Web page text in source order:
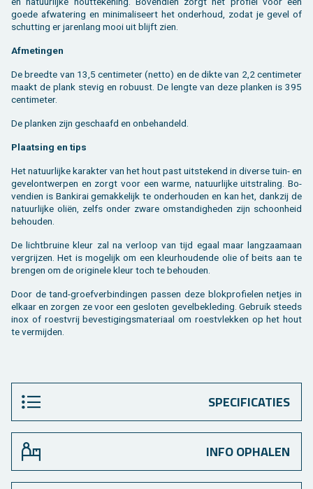
goede af­wa­te­ring en mi­ni­ma­li­seert het on­der­houd, zodat je gevel of
schut­ting er ja­ren­lang mooi uit blijft zien.
Af­me­tin­gen
De breed­te van 13,5 cen­ti­me­ter (netto) en de dikte van 2,2 cen­ti­me­ter
maakt de plank ste­vig en ro­buust. De leng­te van deze plan­ken is 395
cen­ti­me­ter.
De plan­ken zijn ge­schaafd en on­be­han­deld.
Plaat­sing en tips
Het na­tuur­lij­ke ka­rak­ter van het hout past uit­ste­kend in di­ver­se tuin- en
ge­vel­ont­wer­pen en zorgt voor een warme, na­tuur­lij­ke uit­stra­ling. Bo­
ven­dien is Ban­ki­rai ge­mak­ke­lijk te on­der­hou­den en kan het, dank­zij de
na­tuur­lij­ke oliën, zelfs onder zware om­stan­dig­he­den zijn schoon­heid
be­hou­den.
De licht­brui­ne kleur zal na ver­loop van tijd egaal maar lang­zaam­aan
ver­grij­zen. Het is mo­ge­lijk om een kleur­hou­den­de olie of beits aan te
bren­gen om de ori­gi­ne­le kleur toch te be­hou­den.
Door de tand-groef­ver­bin­din­gen pas­sen deze blok­pro­fie­len net­jes in
el­kaar en zor­gen ze voor een ge­slo­ten ge­vel­be­kle­ding. Ge­bruik steeds
inox of roest­vrij be­ves­ti­gings­ma­te­ri­aal om roest­vlek­ken op het hout
te ver­mij­den.
SPECIFICATIES
INFO OPHALEN